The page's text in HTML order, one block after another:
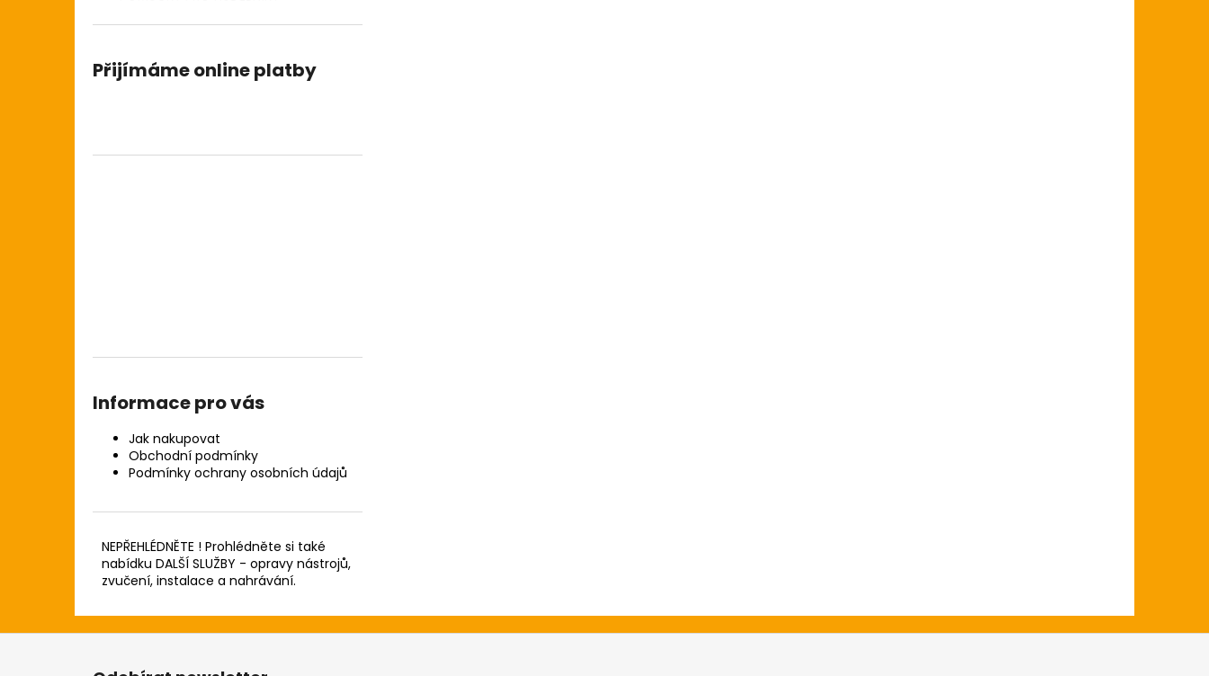
Přijímáme online platby
Informace pro vás
Jak nakupovat
Obchodní podmínky
Podmínky ochrany osobních údajů
NEPŘEHLÉDNĚTE ! Prohlédněte si také
nabídku DALŠÍ SLUŽBY - opravy nástrojů,
zvučení, instalace a nahrávání.